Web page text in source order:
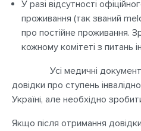
У разі відсутності
проживання (так званий
про постійне проживання.
кожному комітеті з питань
Усі медичні документи
довідки про ступень
Україні, але необхідно
Якщо після отримання